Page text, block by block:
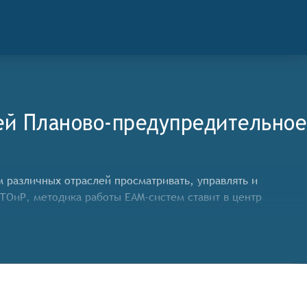
Планово-предупредительное
отраслей просматривать, управлять и
методика работы EAM-систем ставит в центр
претендовать на включение в категорию Систем